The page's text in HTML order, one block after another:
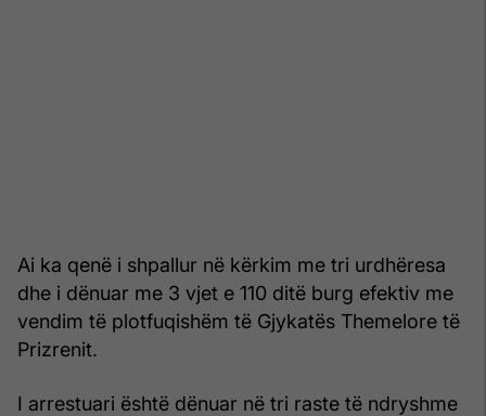
Ai ka qenë i shpallur në kërkim me tri urdhëresa
dhe i dënuar me 3 vjet e 110 ditë burg efektiv me
vendim të plotfuqishëm të Gjykatës Themelore të
Prizrenit.
I arrestuari është dënuar në tri raste të ndryshme